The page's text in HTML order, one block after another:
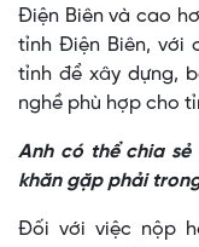
Điện Biên và cao
tỉnh Điện Biên, với
tỉnh để xây dựng,
nghề phù hợp cho
Anh có thể chia
khăn gặp phải
Đối với việc nộp